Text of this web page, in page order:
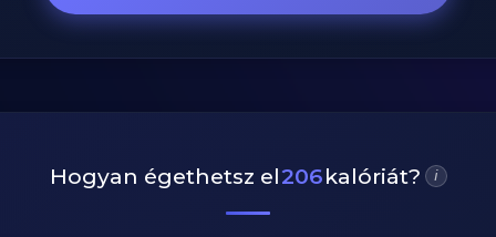
Hogyan égethetsz el206kalóriát? i